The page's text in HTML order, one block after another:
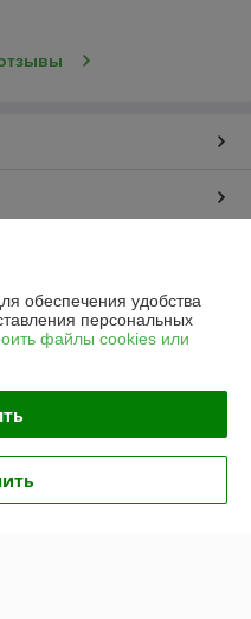
обеспечения удобства
персональных
файлы cookies или